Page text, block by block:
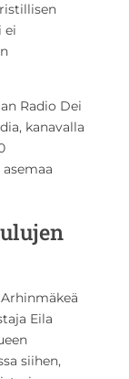
ei
Radio Dei
kanavalla
Eila
siihen,